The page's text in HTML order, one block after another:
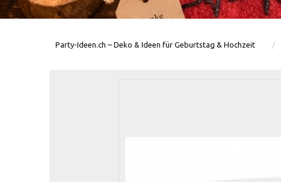
Party-Ideen.ch – Deko & Ideen für Geburtstag & Hochzeit